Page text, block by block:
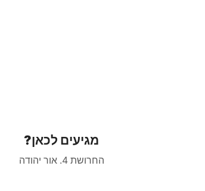
מגיעים לכאן?
החרושת 4. אור יהודה